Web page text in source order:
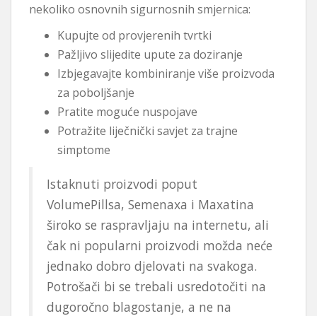
nekoliko osnovnih sigurnosnih smjernica:
Kupujte od provjerenih tvrtki
Pažljivo slijedite upute za doziranje
Izbjegavajte kombiniranje više proizvoda
za poboljšanje
Pratite moguće nuspojave
Potražite liječnički savjet za trajne
simptome
Istaknuti proizvodi poput
VolumePillsa, Semenaxa i Maxatina
široko se raspravljaju na internetu, ali
čak ni popularni proizvodi možda neće
jednako dobro djelovati na svakoga.
Potrošači bi se trebali usredotočiti na
dugoročno blagostanje, a ne na